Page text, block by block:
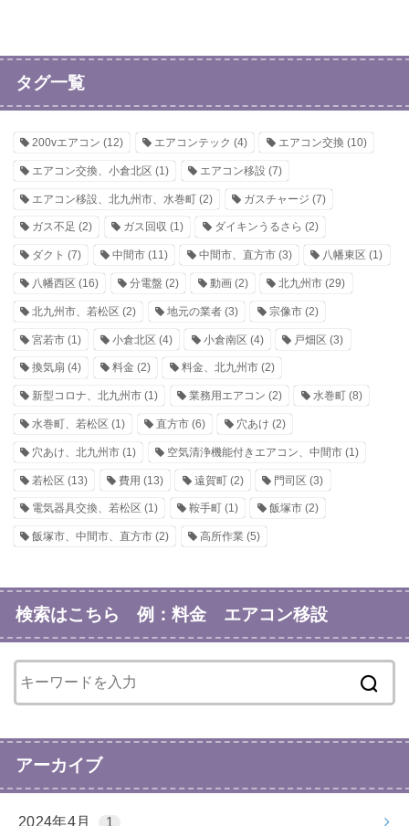
タグ一覧
200vエアコン (12) エアコンテック (4) エアコン交換 (10)
エアコン交換、小倉北区 (1) エアコン移設 (7)
エアコン移設、北九州市、水巻町 (2) ガスチャージ (7)
ガス不足 (2) ガス回収 (1) ダイキンうるさら (2)
ダクト (7) 中間市(11) 中間市、直方市(3) 八幡東区 (1)
八幡西区 (16) 分電盤 (2) 動画(2) 北九州市 (29)
北九州市、若松区 (2) 地元の業者(3) 宗像市(2)
宮若市 (1) 小倉北区 (4) 小倉南区 (4) 戸畑区 (3)
換気扇 (4) 料金 (2) 料金、北九州市(2)
新型コロナ、北九州市 (1) 業務用エアコン (2) 水巻町(8)
水巻町、若松区 (1) 直方市(6) 穴あけ (2)
穴あけ、北九州市 (1) 空気清浄機能付きエアコン、中間市(1)
若松区 (13) 費用 (13) 遠賀町(2) 門司区 (3)
電気器具交換、若松区 (1) 鞍手町(1) 飯塚市(2)
飯塚市、中間市、直方市 (2) 高所作業(5)
検索はこちら 例：料金 エアコン移設
アーカイブ
2024年4月 1